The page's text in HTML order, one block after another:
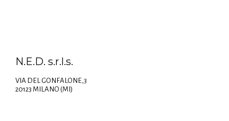
N.E.D. s.r.l.s.
VIA DEL GONFALONE,3
20123 MILANO (MI)